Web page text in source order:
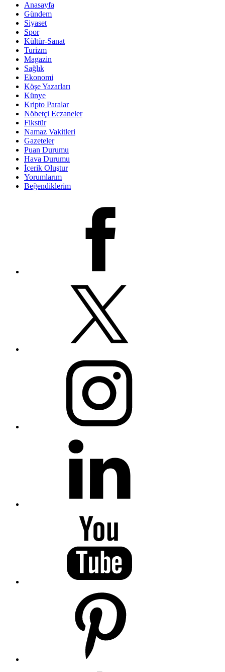
Anasayfa
Gündem
Siyaset
Spor
Kültür-Sanat
Turizm
Magazin
Sağlık
Ekonomi
Köşe Yazarları
Künye
Kripto Paralar
Nöbetçi Eczaneler
Fikstür
Namaz Vakitleri
Gazeteler
Puan Durumu
Hava Durumu
İçerik Oluştur
Yorumlarım
Beğendiklerim